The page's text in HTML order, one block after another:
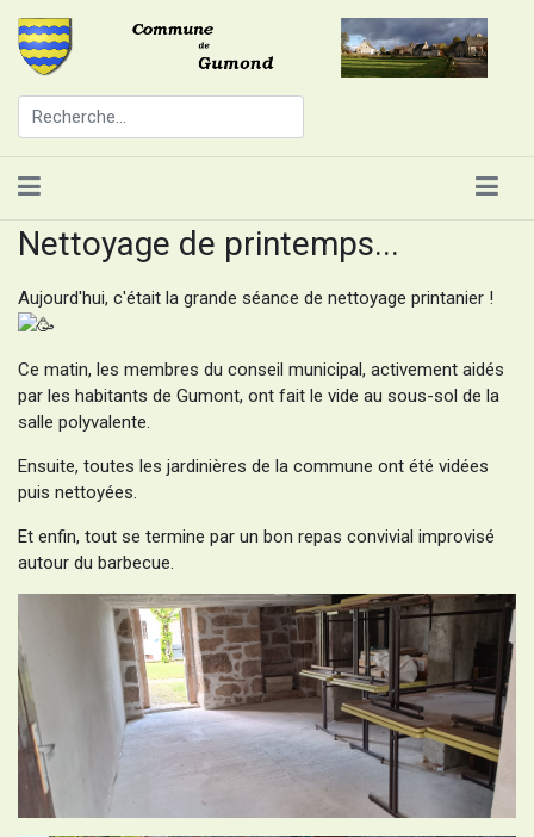
Nettoyage de printemps...
Aujourd'hui, c'était la grande séance de nettoyage printanier !
Ce matin, les membres du conseil municipal, activement aidés
par les habitants de Gumont, ont fait le vide au sous-sol de la
salle polyvalente.
Ensuite, toutes les jardinières de la commune ont été vidées
puis nettoyées.
Et enfin, tout se termine par un bon repas convivial improvisé
autour du barbecue.